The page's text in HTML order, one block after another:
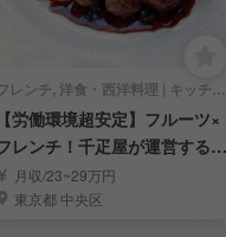
フレンチ, 洋食・西洋料理 | キッチンスタッフ
【労働環境超安定】フルーツ×
レンチ！千疋屋が運営するレ
トラン調理人
月収/23~29万円
東京都 中央区